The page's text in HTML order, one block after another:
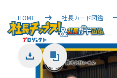
HOME 社長カード図鑑